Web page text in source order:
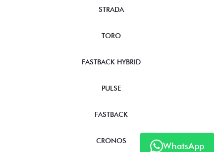
WhatsApp
STRADA
TORO
FASTBACK HYBRID
PULSE
FASTBACK
CRONOS